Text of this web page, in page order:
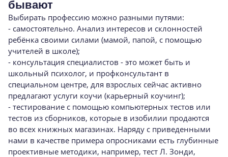
бывают
Выбирать профессию можно разными путями:
- самостоятельно. Анализ интересов и склонностей
ребёнка своими силами (мамой, папой, с помощью
учителей в школе);
- консультация специалистов - это может быть и
школьный психолог, и профконсультант в
специальном центре, для взрослых сейчас активно
предлагают услуги коучи (карьерный коучинг);
- тестирование с помощью компьютерных тестов или
тестов из сборников, которые в изобилии продаются
во всех книжных магазинах. Наряду с приведенными
нами в качестве примера опросниками есть глубинные
проективные методики, например, тест Л. Зонди,